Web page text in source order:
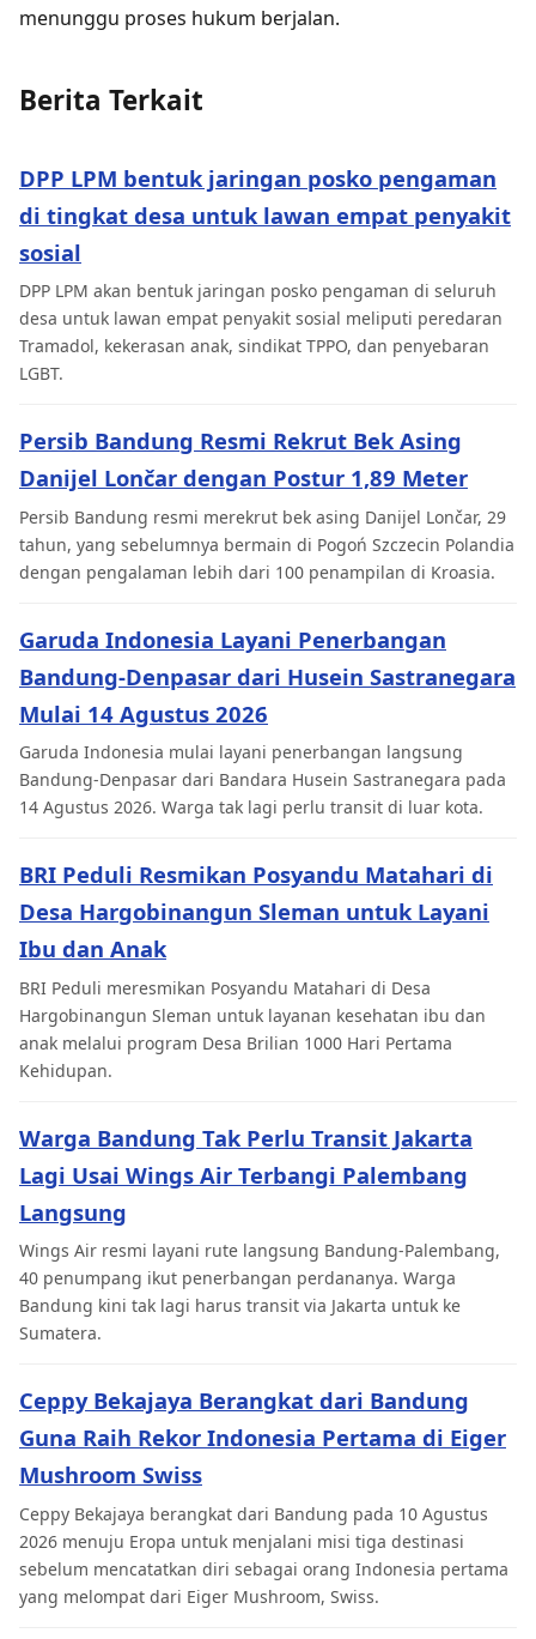
menunggu proses hukum berjalan.
Berita Terkait
DPP LPM bentuk jaringan posko pengaman
di tingkat desa untuk lawan empat penyakit
sosial
DPP LPM akan bentuk jaringan posko pengaman di seluruh
desa untuk lawan empat penyakit sosial meliputi peredaran
Tramadol, kekerasan anak, sindikat TPPO, dan penyebaran
LGBT.
Persib Bandung Resmi Rekrut Bek Asing
Danijel Lončar dengan Postur 1,89 Meter
Persib Bandung resmi merekrut bek asing Danijel Lončar, 29
tahun, yang sebelumnya bermain di Pogoń Szczecin Polandia
dengan pengalaman lebih dari 100 penampilan di Kroasia.
Garuda Indonesia Layani Penerbangan
Bandung-Denpasar dari Husein Sastranegara
Mulai 14 Agustus 2026
Garuda Indonesia mulai layani penerbangan langsung
Bandung-Denpasar dari Bandara Husein Sastranegara pada
14 Agustus 2026. Warga tak lagi perlu transit di luar kota.
BRI Peduli Resmikan Posyandu Matahari di
Desa Hargobinangun Sleman untuk Layani
Ibu dan Anak
BRI Peduli meresmikan Posyandu Matahari di Desa
Hargobinangun Sleman untuk layanan kesehatan ibu dan
anak melalui program Desa Brilian 1000 Hari Pertama
Kehidupan.
Warga Bandung Tak Perlu Transit Jakarta
Lagi Usai Wings Air Terbangi Palembang
Langsung
Wings Air resmi layani rute langsung Bandung-Palembang,
40 penumpang ikut penerbangan perdananya. Warga
Bandung kini tak lagi harus transit via Jakarta untuk ke
Sumatera.
Ceppy Bekajaya Berangkat dari Bandung
Guna Raih Rekor Indonesia Pertama di Eiger
Mushroom Swiss
Ceppy Bekajaya berangkat dari Bandung pada 10 Agustus
2026 menuju Eropa untuk menjalani misi tiga destinasi
sebelum mencatatkan diri sebagai orang Indonesia pertama
yang melompat dari Eiger Mushroom, Swiss.